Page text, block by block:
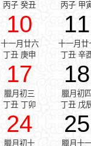
丙子 癸丑
丙子 甲
10
十一月廿六
丁丑 庚申
11
十一月廿
丁丑 辛
17
臘月初三
丁丑 丁卯
18
臘月初
丁丑 戊
24
臘月初十
25
臘月十